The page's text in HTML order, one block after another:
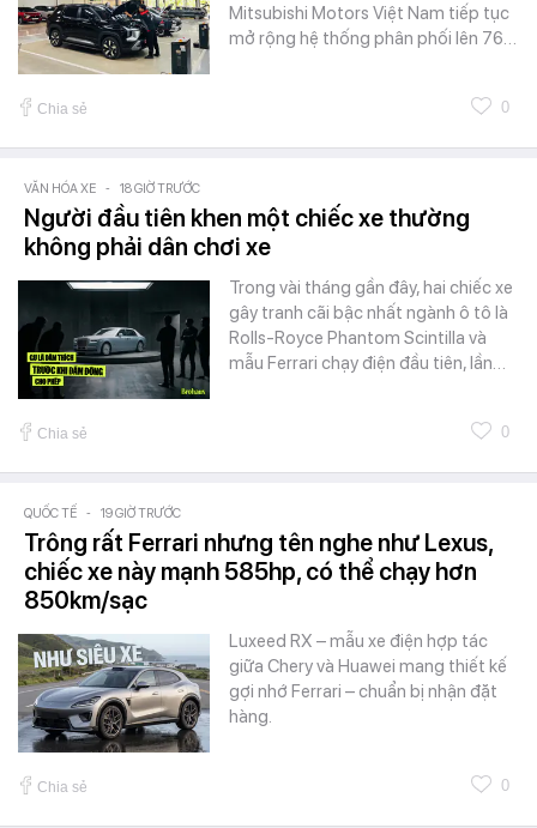
Mitsubishi Motors Việt Nam tiếp tục
mở rộng hệ thống phân phối lên 76…
Chia sẻ 0
VĂN HÓA XE - 18 GIỜ TRƯỚC
Người đầu tiên khen một chiếc xe thường
không phải dân chơi xe
Trong vài tháng gần đây, hai chiếc xe
gây tranh cãi bậc nhất ngành ô tô là
Rolls-Royce Phantom Scintilla và
mẫu Ferrari chạy điện đầu tiên, lần…
Chia sẻ 0
QUỐC TẾ - 19 GIỜ TRƯỚC
Trông rất Ferrari nhưng tên nghe như Lexus,
chiếc xe này mạnh 585hp, có thể chạy hơn
850km/sạc
Luxeed RX – mẫu xe điện hợp tác
giữa Chery và Huawei mang thiết kế
gợi nhớ Ferrari – chuẩn bị nhận đặt
hàng.
Chia sẻ 0